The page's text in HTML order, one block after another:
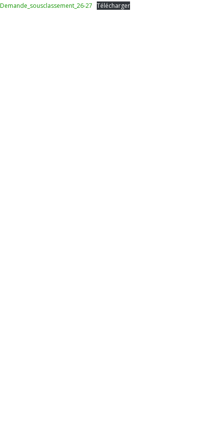
Demande_sousclassement_26-27 Télécharger